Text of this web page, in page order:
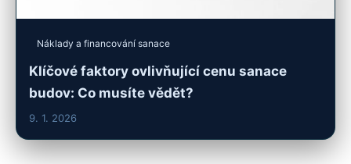
Náklady a financování sanace
Klíčové faktory ovlivňující cenu sanace
budov: Co musíte vědět?
9. 1. 2026